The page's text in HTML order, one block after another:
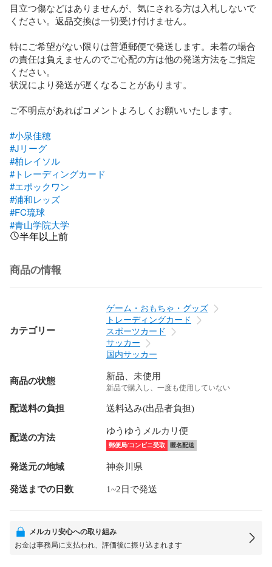
目立つ傷などはありませんが、気にされる方は入札しないで
ください。返品交換は一切受け付けません。
特にご希望がない限りは普通郵便で発送します。未着の場合
の責任は負えませんのでご心配の方は他の発送方法をご指定
ください。
状況により発送が遅くなることがあります。
ご不明点があればコメントよろしくお願いいたします。
#小泉佳穂
#Jリーグ
#柏レイソル
#トレーディングカード
#エポックワン
#浦和レッズ
#FC琉球
#青山学院大学
半年以上前
商品の情報
カテゴリー
ゲーム・おもちゃ・グッズ
トレーディングカード
スポーツカード
サッカー
国内サッカー
商品の状態 新品、未使用
新品で購入し、一度も使用していない
配送料の負担 送料込み(出品者負担)
配送の方法
ゆうゆうメルカリ便
郵便局/コンビニ受取 匿名配送
発送元の地域 神奈川県
発送までの日数 1~2日で発送
メルカリ安心への取り組み
お金は事務局に支払われ、評価後に振り込まれます